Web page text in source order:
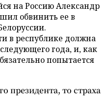
на Россию Александр
обвинить ее в
в республике должна
года, и, как
попытается
президента, то страха